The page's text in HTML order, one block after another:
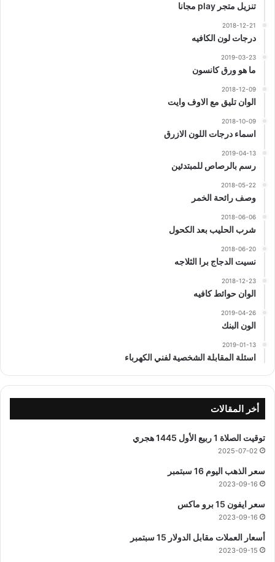
تنزيل متجر play مجانا
2018-12-21
درجات لون الكافيه
2019-03-23
ما هو ورق كانسون
2018-12-09
الوان تليق مع الاوف وايت
2018-10-09
اسماء درجات اللون الازرق
2019-04-13
رسم بالرصاص للمبتدئين
2018-05-22
وصف رائحة الخمر
2018-06-06
شرب الحليب بعد الكحول
2018-06-20
نسيت الدجاج برا الثلاجه
2018-12-23
الوان حوائط كافيه
2019-04-26
الون البنك
2019-01-13
اسئلة المقابلة الشخصية لفني الكهرباء
أخر المقالات
توقيت الصلاة 1 ربيع الأول 1445 هجري
2025-07-02
سعر الذهب اليوم 16 سبتمبر
2023-09-16
سعر ايفون 15 برو ماكس
2023-09-16
أسعار العملات مقابل الدولار 15 سبتمبر
2023-09-15